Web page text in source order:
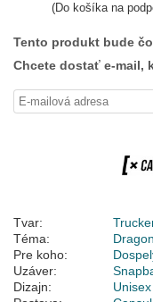
(Do košíka na
Tento produkt bude
Chcete dostať e-mail,
Tvar:
Téma:
Pre koho:
Uzáver:
Dizajn:
Unisex